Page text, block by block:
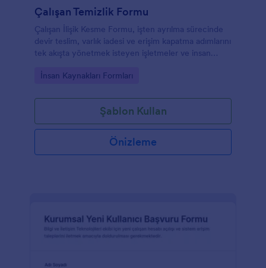
Çalışan Temizlik Formu
Çalışan İlişik Kesme Formu, işten ayrılma sürecinde
devir teslim, varlık iadesi ve erişim kapatma adımlarını
tek akışta yönetmek isteyen işletmeler ve insan
Go to Category:
İnsan Kaynakları Formları
Şablon Kullan
Önizleme